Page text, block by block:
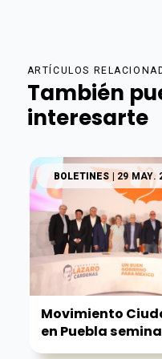
ARTÍCULOS
También
interesarte
BOLETINES | 29 MAY.
Movimiento
en Puebla